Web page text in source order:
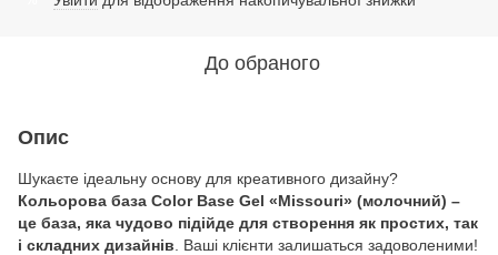
До обраного
Опис
Шукаєте ідеальну основу для креативного дизайну?
Кольорова база Color Base Gel «Missouri» (молочний) –
це база, яка чудово підійде для створення як простих, так
і складних дизайнів . Ваші клієнти залишаться задоволеними!